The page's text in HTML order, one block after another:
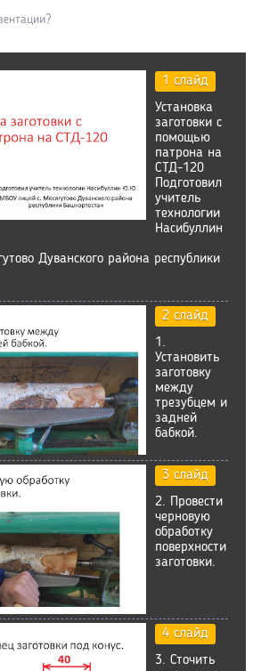
1 слайд
Установка
заготовки с
помощью
патрона на
СТД-120
Подготовил
учитель
технологии
Насибуллин
Дуванского района республики
2 слайд
1.
Установить
заготовку
между
трезубцем и
задней
бабкой.
3 слайд
2. Провести
черновую
обработку
поверхности
заготовки.
4 слайд
3. Сточить